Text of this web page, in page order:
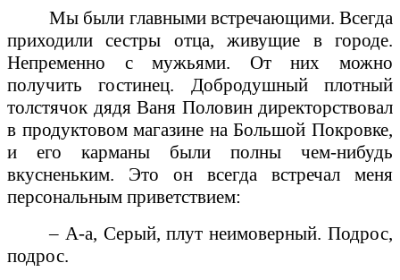
Мы были главными встречающими. Всегда
приходили сестры отца, живущие в городе.
Непременно с мужьями. От них можно
получить гостинец. Добродушный плотный
толстячок дядя Ваня Половин директорствовал
в продуктовом магазине на Большой Покровке,
и его карманы были полны чем-нибудь
вкусненьким. Это он всегда встречал меня
персональным приветствием:
– А-а, Серый, плут неимоверный. Подрос,
подрос.